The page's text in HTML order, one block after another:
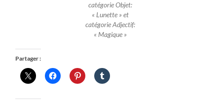
catégorie Objet:
« Lunette » et
catégorie Adjectif:
« Magique »
Partager :